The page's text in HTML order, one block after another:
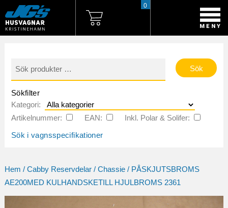
0
efter:
Sökfilter
Kategori:
Artikelnummer:
EAN:
Inkl. Polar & Solifer:
Sök i vagnsspecifikationer
Hem / Cabby Reservdelar/ Chassie/ PÅSKJUTSBROMS
AE200MED KULHANDSKETILL HJULBROMS 2361